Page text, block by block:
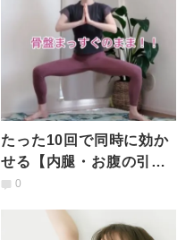
たった10回で同時に効か
せる【内腿・お腹の引き
締め・冷え性改善】一石
0